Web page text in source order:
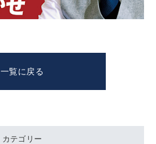
一覧に戻る
カテゴリー